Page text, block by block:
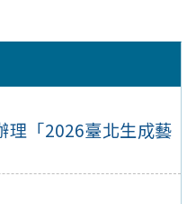
理「2026臺北生成藝